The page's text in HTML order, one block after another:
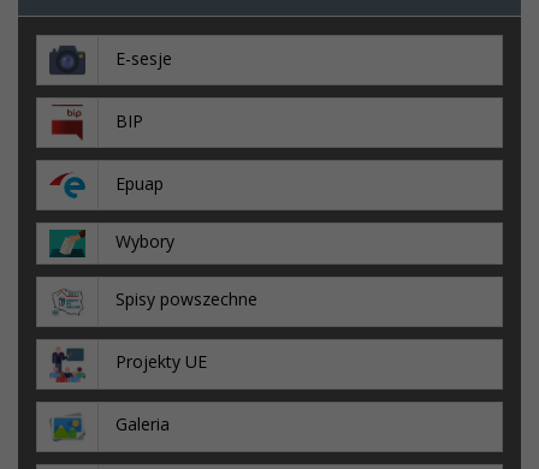
E-sesje
BIP
Epuap
Wybory
Spisy powszechne
Projekty UE
Galeria